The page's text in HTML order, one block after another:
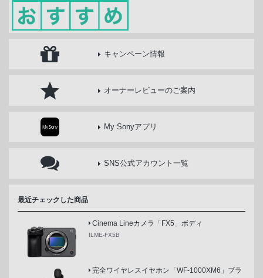
キャンペーン情報
オーナーレビューのご案内
My Sonyアプリ
SNS公式アカウント一覧
最近チェックした商品
Cinema Lineカメラ「FX5」ボディ
ILME-FX5B
完全ワイヤレスイヤホン「WF-1000XM6」ブラ